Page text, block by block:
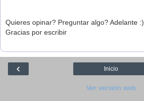
Quieres opinar? Preguntar algo? Adelante :)
Gracias por escribir
‹ Inicio
Ver versión web